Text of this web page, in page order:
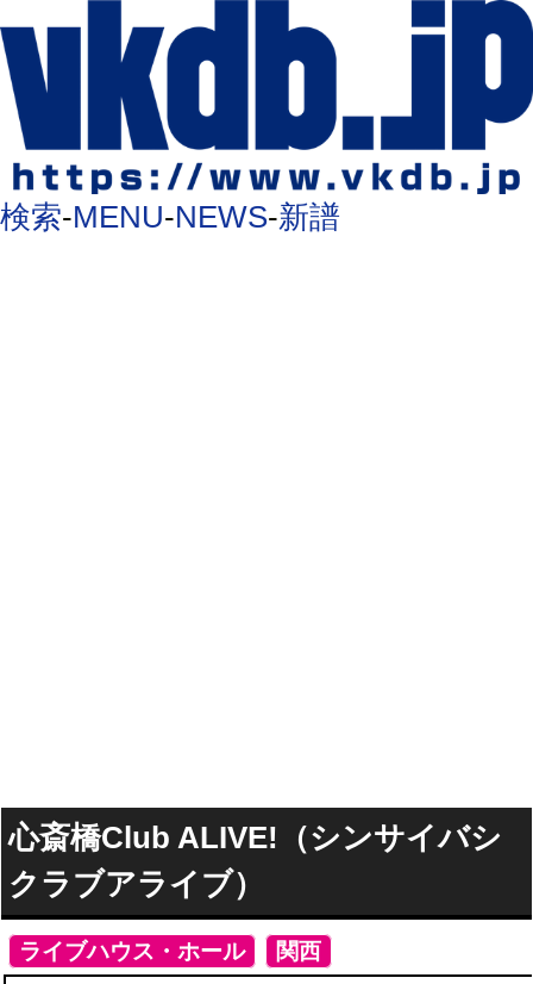
検索-MENU-NEWS-新譜
心斎橋Club ALIVE!（シンサイバシ
クラブアライブ）
ライブハウス・ホール] 関西